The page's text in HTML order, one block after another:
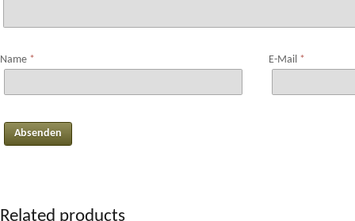
Name * E-Mail *
Related products